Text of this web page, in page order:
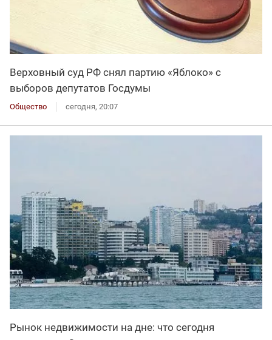
Верховный суд РФ снял партию «Яблоко» с
выборов депутатов Госдумы
Общество сегодня, 20:07
Рынок недвижимости на дне: что сегодня